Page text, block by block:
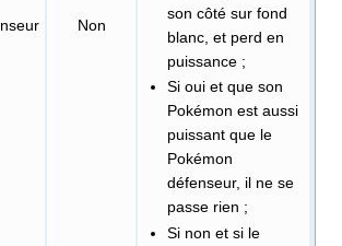
Non
son côté sur fond
blanc, et perd en
puissance ;
Si oui et que son
Pokémon est aussi
puissant que le
Pokémon
défenseur, il ne se
passe rien ;
Si non et si le